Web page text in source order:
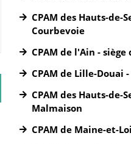
CPAM des Hauts-de-
Courbevoie
CPAM de l'Ain - siège
CPAM de Lille-Douai
CPAM des Hauts-de-
Malmaison
CPAM de Maine-et-